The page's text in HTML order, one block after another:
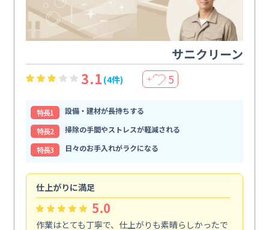
サニクリーン
3.1 (4件) ＋ 5
特⻑1
設備・建材が長持ちする
特⻑2
掃除の手間やストレスが軽減される
特⻑3
日々のお手入れがラクになる
仕上がりに満足
5.0
作業はとても丁寧で、仕上がりも素晴らしかったで